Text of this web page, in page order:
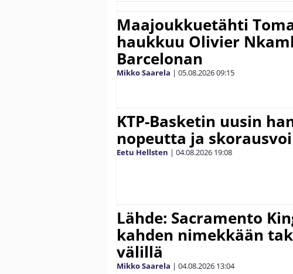
Maajoukkuetähti
haukkuu Olivier
Barcelonan
Mikko Saarela | 05.08.202609:15
KTP-Basketin uusin
nopeutta ja
Eetu Hellsten | 04.08.2026 19:08
Lähde: Sacramento
kahden nimekkään
välillä
Mikko Saarela | 04.08.2026 13:04